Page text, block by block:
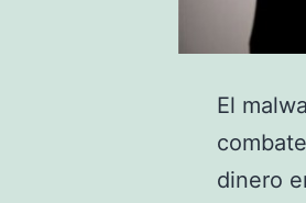
El
dinero